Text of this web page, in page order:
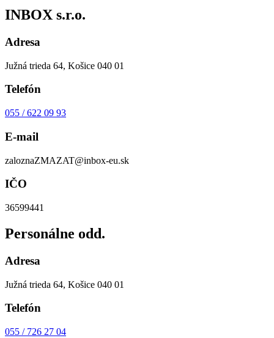
INBOX s.r.o.
Adresa
Južná trieda 64, Košice 040 01
Telefón
055 / 622 09 93
E-mail
zaloznaZMAZAT@inbox-eu.sk
IČO
36599441
Personálne odd.
Adresa
Južná trieda 64, Košice 040 01
Telefón
055 / 726 27 04